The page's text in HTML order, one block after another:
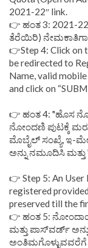
2021-22″ link.
👉 ಹಂತ 3: 2021-
ತೆರೆಯಿರಿ)
👉Step 4: Click on
be redirected to
Name, valid
and click on
👉 ಹಂತ 4: "ಹೊಸ
ನೋಂದಣಿ ಪುಟಕ್ಕೆ
ಮೊಬೈಲ್ ಸಂಖ್ಯೆ, ಇ-
ಅನ್ನು ನಮೂದಿಸಿ ಮತ್ತು
👉 Step 5: An
registered
preserved till the
👉 ಹಂತ 5:
ಮತ್ತು ಪಾಸ್‌ವರ್ಡ್
ಅಂತಿಮಗೊಳ್ಳುವವರೆಗೆ